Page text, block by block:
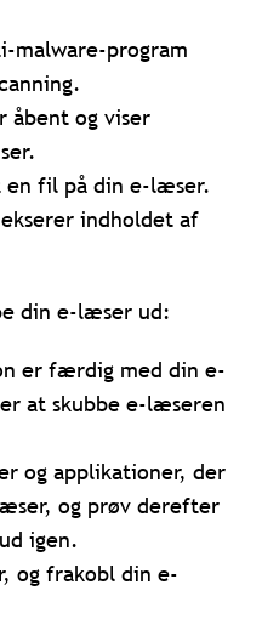
malware-program
åbent og viser
en fil på din e-læser.
indholdet af
din e-læser ud:
er færdig med din e-
at skubbe e-læseren
og applikationer, der
og prøv derefter
igen.
og frakobl din e-